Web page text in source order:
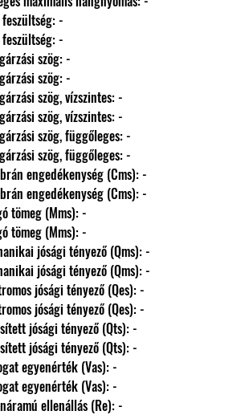
Max. feszültség: -
Max. feszültség: -
Lesugárzási szög: -
Lesugárzási szög: -
Lesugárzási szög, vízszintes: -
Lesugárzási szög, vízszintes: -
Lesugárzási szög, függőleges: -
Lesugárzási szög, függőleges: -
Membrán engedékenység (Cms): -
Membrán engedékenység (Cms): -
Mozgó tömeg (Mms): -
Mozgó tömeg (Mms): -
Mechanikai jósági tényező (Qms): -
Mechanikai jósági tényező (Qms): -
Elektromos jósági tényező (Qes): -
Elektromos jósági tényező (Qes): -
Egyesített jósági tényező (Qts): -
Egyesített jósági tényező (Qts): -
Térfogat egyenérték (Vas): -
Térfogat egyenérték (Vas): -
Egyenáramú ellenállás (Re): -